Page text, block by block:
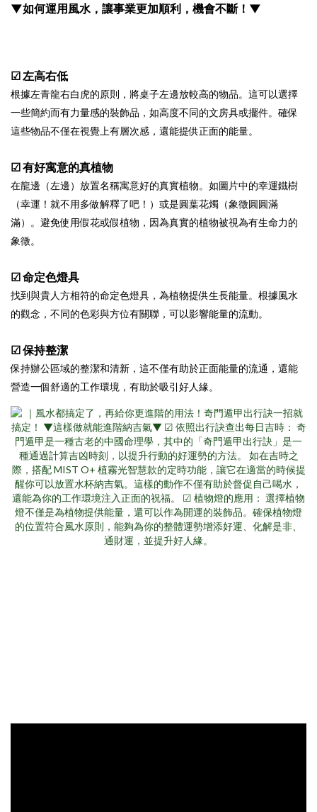
▼如何運用風水，讓事業更加順利，機會不斷！▼
☑ 左高右低
根據左青龍右白虎的原則，將桌子左邊放較高的物品。這可以選擇
一些簡約而有力量感的裝飾品，如高度不同的文房具或擺件。確保
這些物品不僅在視覺上有層次感，還能提供正面的能量。
☑ 有好寓意的真植物
在龍邊（左邊）放置名稱寓意好的真實植物。如圖片中的幸運鐵樹
（幸運！就不用多做解釋了吧！）或是圓葉花燭（象徵圓圓滿
滿）。避免使用假花或假植物，因為真實的植物被視為有生命力的
象徵。
☑ 命定色燈具
找到與貴人方相符的命定色燈具，為植物提供生長能量。根據風水
的觀念，不同的色彩與方位有關聯，可以影響能量的流動。
☑ 保持整潔
保持辦公區域的整潔和清新，這不僅有助於正面能量的流通，還能
營造一個舒適的工作環境，有助於吸引好人緣。